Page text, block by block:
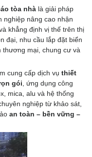
tòa nhà là giải pháp
nghiệp nâng cao nhận
khẳng định vị thế trên thị
đại, nhu cầu lắp đặt biển
thương mại, chung cư và
cung cấp dịch vụ thiết
gói , ứng dụng công
mica, alu và hệ thống
nghiệp từ khảo sát,
an toàn – bền vững –